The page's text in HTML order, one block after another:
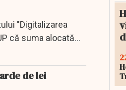
"Digitalizarea
că suma alocată
de lei